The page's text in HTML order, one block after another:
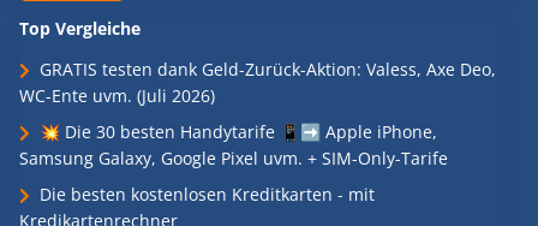
Top Vergleiche
GRATIS testen dank Geld-Zurück-Aktion: Valess, Axe Deo,
WC-Ente uvm. (Juli 2026)
💥 Die 30 besten Handytarife 📱➡️ Apple iPhone,
Samsung Galaxy, Google Pixel uvm. + SIM-Only-Tarife
Die besten kostenlosen Kreditkarten - mit
Kredikartenrechner